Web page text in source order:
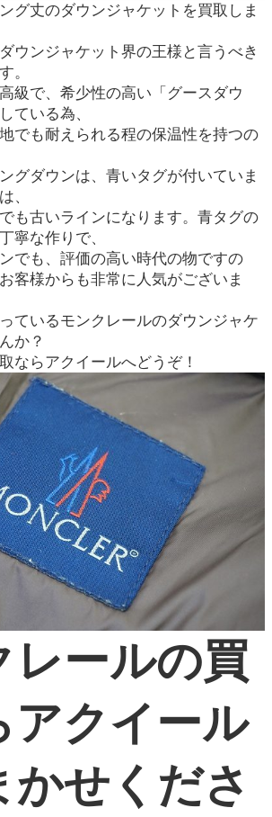
グ丈のダウンジャケットを買取しま
ウンジャケット界の王様と言うべき
。
級で、希少性の高い「グースダウ
ている為、
でも耐えられる程の保温性を持つの
グダウンは、青いタグが付いていま
、
も古いラインになります。青タグの
寧な作りで、
でも、評価の高い時代の物ですの
客様からも非常に人気がございま
ているモンクレールのダウンジャケ
か？
ならアクイールへどうぞ！
レールの買
アクイール
かせくださ